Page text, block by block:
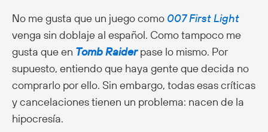
No me gusta que un juego como 007 First Light
venga sin doblaje al español. Como tampoco me
gusta que en Tomb Raider pase lo mismo. Por
supuesto, entiendo que haya gente que decida no
comprarlo por ello. Sin embargo, todas esas críticas
y cancelaciones tienen un problema: nacen de la
hipocresía.